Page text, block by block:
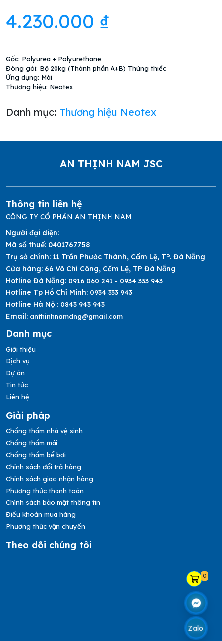
4.230.000 ₫
Gốc: Polyurea + Polyurethane
Đóng gói: Bộ 20kg (Thành phần A+B) Thùng thiếc
Ứng dụng: Mái
Thương hiệu: Neotex
Danh mục: Thương hiệu Neotex
AN THỊNH NAM JSC
Thông tin liên hệ
CÔNG TY CỔ PHẦN AN THỊNH NAM
Người đại diện:
Mã số thuế: 0401767758
Trụ sở chính: 11 Trần Phước Thành, Cẩm Lệ, TP. Đà Nẵng
Cửa hàng: 66 Võ Chí Công, Cẩm Lệ, TP Đà Nẵng
Hotline Đà Nẵng: 0916 060 241 - 0934 333 943
Hotline Tp Hồ Chí Minh: 0934 333 943
Hotline Hà Nội: 0843 943 943
Email: anthinhnamdng@gmail.com
Danh mục
Giới thiệu
Dịch vụ
Dự án
Tin tức
Liên hệ
Giải pháp
Chống thấm nhà vệ sinh
Chống thấm mái
Chống thấm bể bơi
Chính sách đổi trả hàng
Chính sách giao nhận hàng
Phương thức thanh toán
Chính sách bảo mật thông tin
Điều khoản mua hàng
Phương thức vận chuyển
Theo dõi chúng tôi
0
Zalo